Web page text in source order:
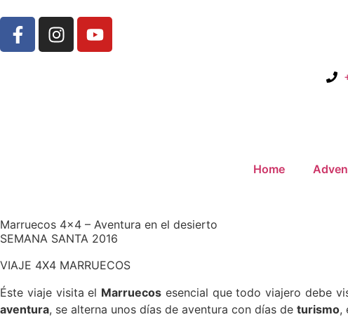
Home
Marruecos 4×4 – Aventura en el desierto
SEMANA SANTA 2016
VIAJE 4X4 MARRUECOS
Éste viaje visita el Marruecos esencial que todo viajero debe
aventura, se alterna unos días de aventura con días de turismo,